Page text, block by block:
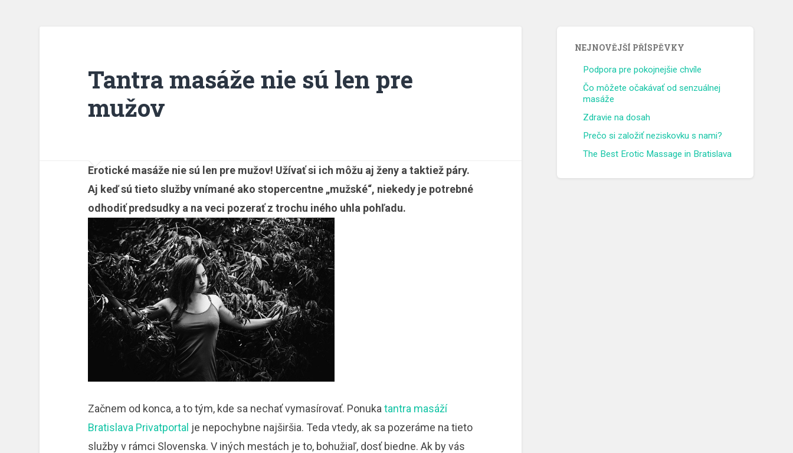
Tantra masáže nie sú len pre
mužov
Erotické masáže nie sú len pre mužov! Užívať si ich môžu aj ženy a taktiež páry.
Aj keď sú tieto služby vnímané ako stopercentne „mužské“, niekedy je potrebné
odhodiť predsudky a na veci pozerať z trochu iného uhla pohľadu.
Začnem od konca, a to tým, kde sa nechať vymasírovať. Ponuka tantra masáží
Bratislava Privatportal je nepochybne najširšia. Teda vtedy, ak sa pozeráme na tieto
služby v rámci Slovenska. V iných mestách je to, bohužiaľ, dosť biedne. Ak by vás
NEJNOVĚJŠÍ PŘÍSPĚVKY
Podpora pre pokojnejšie chvíle
Čo môžete očakávať od senzuálnej
masáže
Zdravie na dosah
Prečo si založiť neziskovku s nami?
The Best Erotic Massage in Bratislava